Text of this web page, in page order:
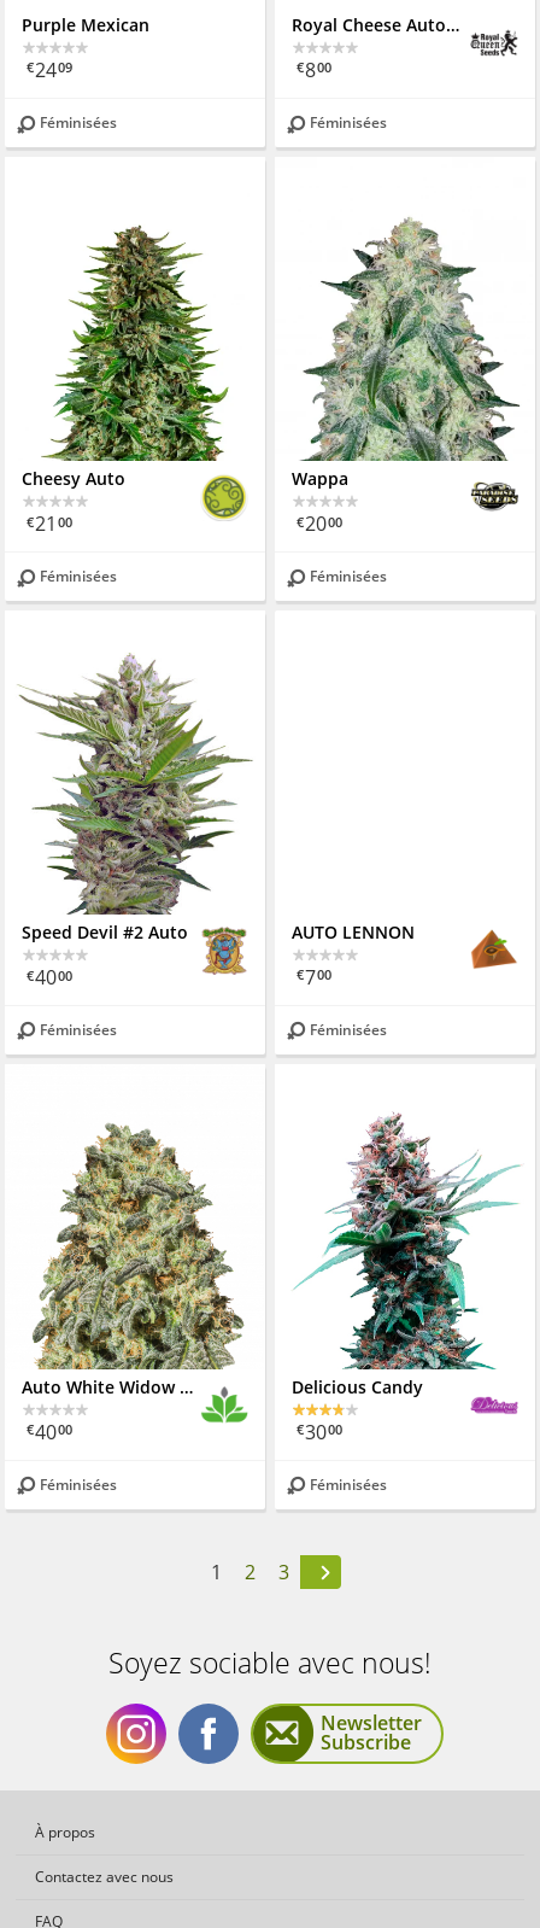
Purple Mexican
€2409
Féminisées
Royal Cheese Automatic
€800
Féminisées
Cheesy Auto
€21 00
Féminisées
Wappa
€2000
Féminisées
Speed Devil #2 Auto
€4000
Féminisées
AUTO LENNON
€700
Féminisées
Auto White Widow x Big Bud
€4000
Féminisées
Delicious Candy
€3000
Féminisées
1 2 3
Soyez sociable avec nous!
SoyezSoyez
Newsletter
Subscribe
À propos
Contactez avec nous
FAQ